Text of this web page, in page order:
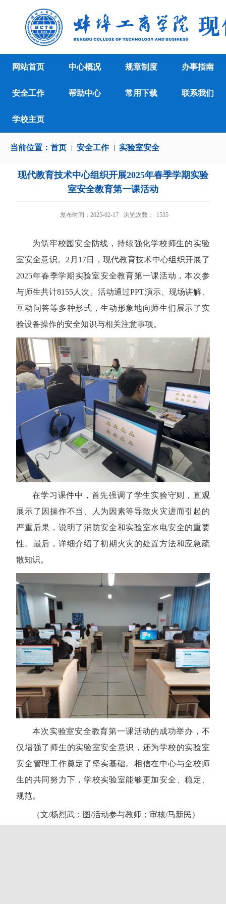
网站首页 中心概况 规章制度 办事指南
安全工作 帮助中心 常用下载 联系我们
学校主页
当前位置： 首页 安全工作 实验室安全
现代教育技术中心组织开展2025年春季学期实验
室安全教育第一课活动
发布时间：2025-02-17 浏览次数： 1535
为筑牢校园安全防线，持续强化学校师生的实验
室安全意识。 2 月 17日，现代教育技术中心组织开展了
2025年春季学期实验室安全教育第一课活动，本次参
与师生共计8155 人次。活动通过PPT演示、现场讲解、
互动问答等多种形式，生动形象地向师生们展示了实
验设备操作的安全知识与相关注意事项。
在学习课件中，首先强调了学生实验守则，直观
展示了因操作不当、人为因素等导致火灾进而引起的
严重后果，说明了消防安全和实验室水电安全的重要
性。最后，详细介绍了初期火灾的处置方法和应急疏
散知识。
本次实验室安全教育第一课活动的成功举办，不
仅增强了师生的实验室安全意识，还为学校的实验室
安全管理工作奠定了坚实基础。相信在中心与全校师
生的共同努力下，学校实验室能够更加安全、稳定、
规范。
（文/杨烈武；图/活动参与教师；审核/马新民）